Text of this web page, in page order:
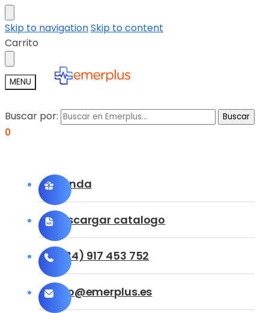
Skip to navigationSkip to content
Carrito
MENU
Buscar por: Buscar
0
Tienda
Descargar catalogo
(+34) 917 453 752
info@emerplus.es